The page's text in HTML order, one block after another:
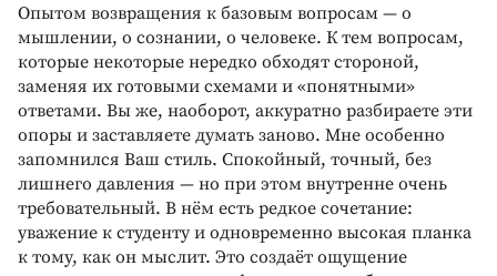
Опытом возвращения к базовым вопросам — о
мышлении, о сознании, о человеке. К тем вопросам,
которые некоторые нередко обходят стороной,
заменяя их готовыми схемами и «понятными»
ответами. Вы же, наоборот, аккуратно разбираете эти
опоры и заставляете думать заново. Мне особенно
запомнился Ваш стиль. Спокойный, точный, без
лишнего давления — но при этом внутренне очень
требовательный. В нём есть редкое сочетание:
уважение к студенту и одновременно высокая планка
к тому, как он мыслит. Это создаёт ощущение